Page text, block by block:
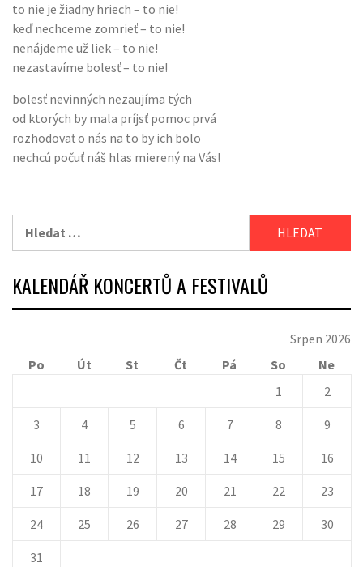
to nie je žiadny hriech – to nie!
keď nechceme zomrieť – to nie!
nenájdeme už liek – to nie!
nezastavíme bolesť – to nie!
bolesť nevinných nezaujíma tých
od ktorých by mala príjsť pomoc prvá
rozhodovať o nás na to by ich bolo
nechcú počuť náš hlas mierený na Vás!
KALENDÁŘ KONCERTŮ A FESTIVALŮ
Srpen 2026
Po
Út St Čt Pá So
Ne
1
2
3 4 5 6 7 8 9
10 11 12 13 14 15 16
17 18 19 20 21 22 23
24 25 26 27 28 29 30
31